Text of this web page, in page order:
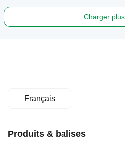
Charger plus
Français
Produits & balises